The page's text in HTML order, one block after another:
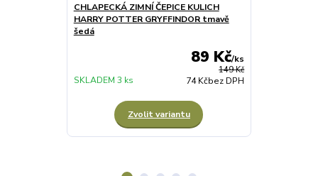
CHLAPECKÁ ZIMNÍ ČEPICE KULICH
HARRY POTTER GRYFFINDOR tmavě
šedá
149 Kč
89 Kč/ks
74 Kčbez DPH
SKLADEM 3 ks
Zvolit variantu